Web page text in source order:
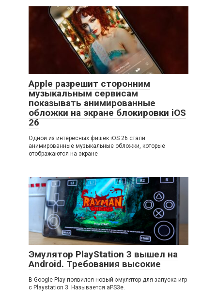
Apple разрешит сторонним
музыкальным сервисам
показывать анимированные
обложки на экране блокировки iOS
26
Одной из интересных фишек iOS 26 стали
анимированные музыкальные обложки, которые
отображаются на экране
Эмулятор PlayStation 3 вышел на
Android. Требования высокие
В Google Play появился новый эмулятор для запуска игр
с Playstation 3. Называется aPS3e.